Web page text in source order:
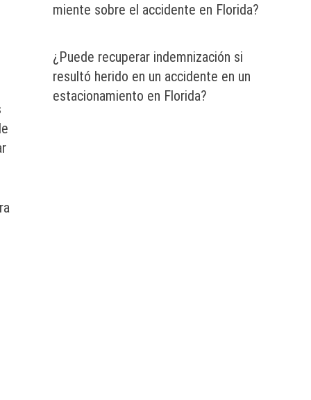
miente sobre el accidente en Florida?
¿Puede recuperar indemnización si
resultó herido en un accidente en un
estacionamiento en Florida?